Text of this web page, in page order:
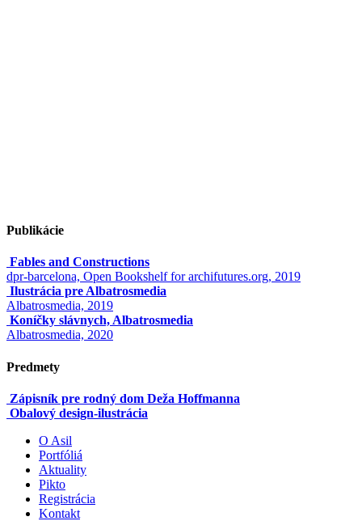
Publikácie
Fables and Constructions
dpr-barcelona, Open Bookshelf for archifutures.org, 2019
Ilustrácia pre Albatrosmedia
Albatrosmedia, 2019
Koníčky slávnych, Albatrosmedia
Albatrosmedia, 2020
Predmety
Zápisník pre rodný dom Deža Hoffmanna
Obalový design-ilustrácia
O Asil
Portfóliá
Aktuality
Pikto
Registrácia
Kontakt